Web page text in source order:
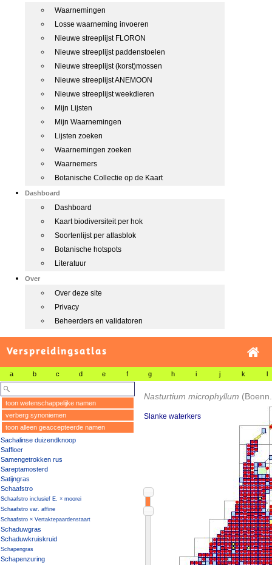
Waarnemingen
Losse waarneming invoeren
Nieuwe streeplijst FLORON
Nieuwe streeplijst paddenstoelen
Nieuwe streeplijst (korst)mossen
Nieuwe streeplijst ANEMOON
Nieuwe streeplijst weekdieren
Mijn Lijsten
Mijn Waarnemingen
Lijsten zoeken
Waarnemingen zoeken
Waarnemers
Botanische Collectie op de Kaart
Dashboard
Dashboard
Kaart biodiversiteit per hok
Soortenlijst per atlasblok
Botanische hotspots
Literatuur
Over
Over deze site
Privacy
Beheerders en validatoren
Verspreidingsatlas
a b c d e f g h i j k l
toon wetenschappelijke namen
verberg synoniemen
toon alleen geaccepteerde namen
Sachalinse duizendknoop
Saffloer
Samengetrokken rus
Sareptamosterd
Satijngras
Schaafstro
Schaafstro inclusief E. × moorei
Schaafstro var. affine
Schaafstro × Vertaktepaardenstaart
Schaduwgras
Schaduwkruiskruid
Schapengras
Schapenzuring
Nasturtium microphyllum
Slanke waterkers